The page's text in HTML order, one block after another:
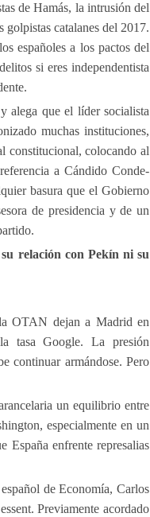
de Hamás, la intrusión del
catalanes del 2017.
españoles a los pactos del
si eres independentista
alega que el líder socialista
muchas instituciones,
constitucional, colocando al
a Cándido Conde-
basura que el Gobierno
de presidencia y de un
relación con Pekín ni su
OTAN dejan a Madrid en
tasa Google. La presión
continuar armándose. Pero
un equilibrio entre
especialmente en un
España enfrente represalias
de Economía, Carlos
Previamente acordado